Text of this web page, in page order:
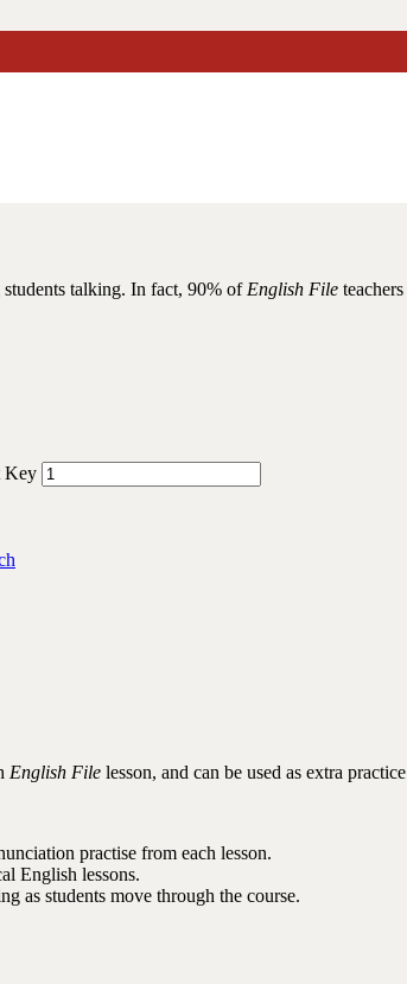
without Key
–
talking. In fact, 90% of English File
Key
English File lesson, and can be used as extra
practise from each lesson.
English lessons.
as students move through the course.